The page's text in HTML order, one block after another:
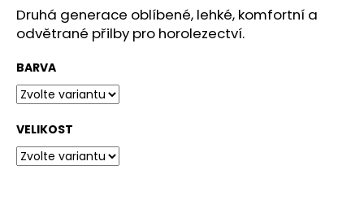
z
5
hvězdiček.
Druhá generace oblíbené, lehké, komfortní a
odvětrané přilby pro horolezectví.
BARVA
VELIKOST
u
j
m
e